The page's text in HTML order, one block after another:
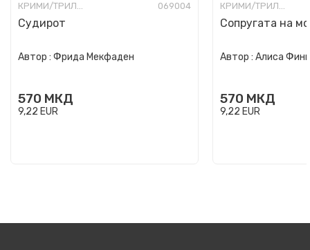
КРИМИ/ТРИЛЕР 069004
Судирот
Автор : Фрида Мекфаден
570 МКД
9,22 EUR
КРИМИ/ТРИЛЕР
Сопругата на
Автор : Алиса Фини
570 МКД
9,22 EUR